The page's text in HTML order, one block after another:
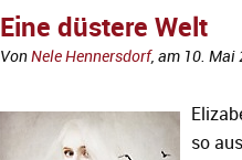
Eine düstere Welt
VonNele Hennersdorf, am 10. Mai
so